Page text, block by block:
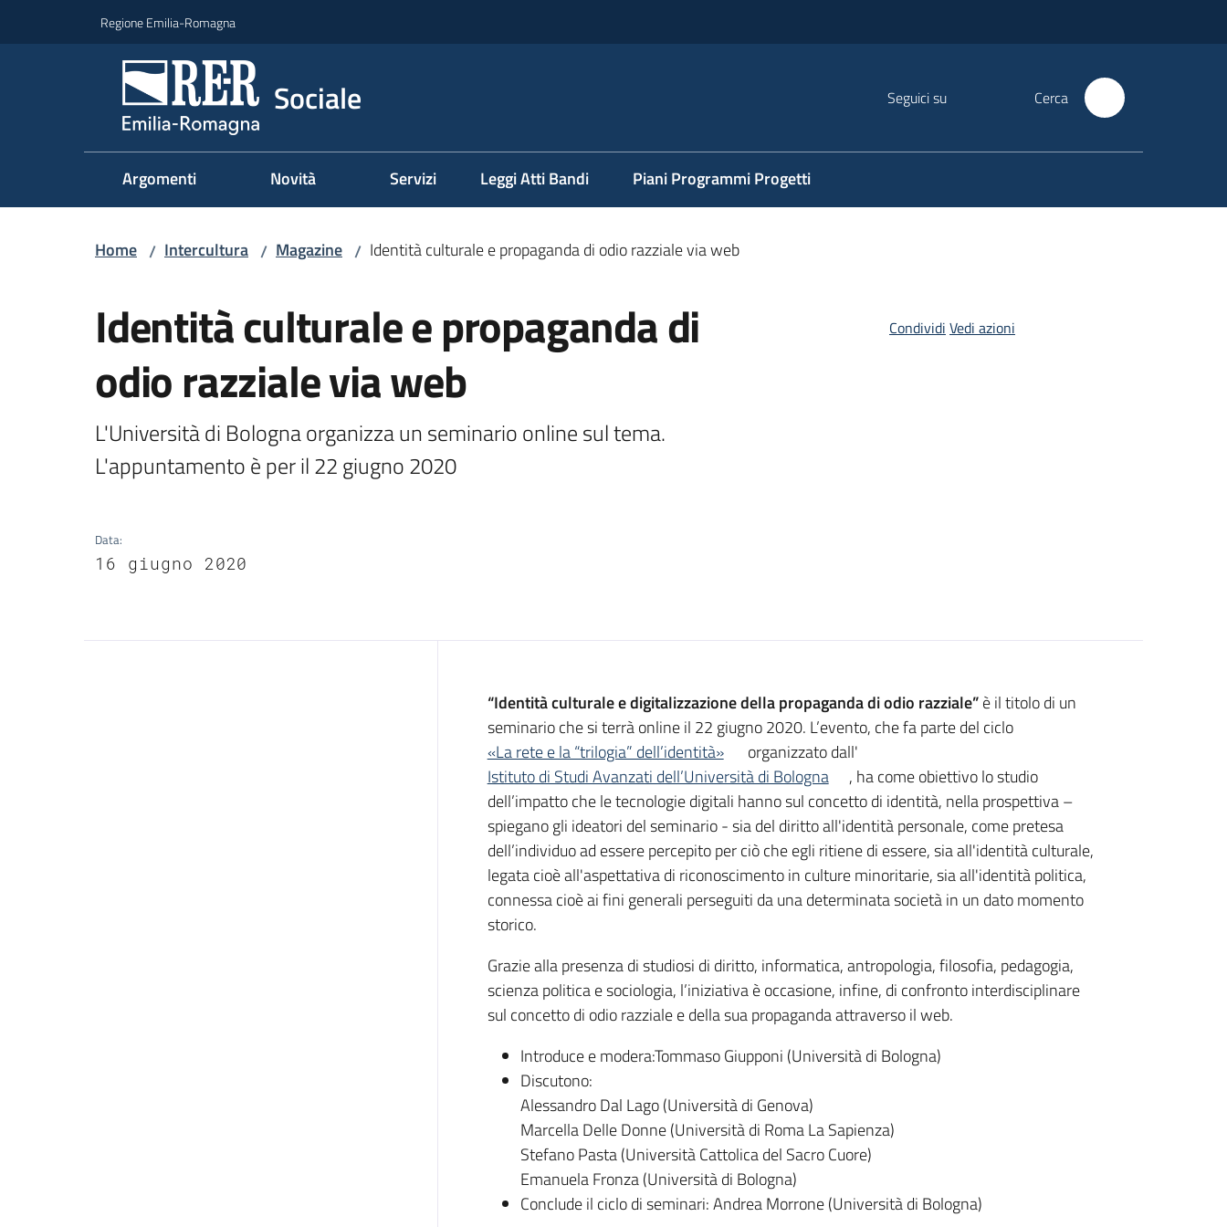
Regione Emilia-Romagna
Sociale Seguici su Cerca
Argomenti Novità Servizi Leggi Atti Bandi Piani Programmi Progetti
Home / Intercultura / Magazine / Identità culturale e propaganda di odio razziale via web
Identità culturale e propaganda di
odio razziale via web
L'Università di Bologna organizza un seminario online sul tema.
L'appuntamento è per il 22 giugno 2020
Data:
16 giugno 2020
Condividi Vedi azioni
Introduzione
“Identità culturale e digitalizzazione della propaganda di odio razziale”è il titolo di un
seminario che si terrà online il 22 giugno 2020. L’evento, che fa parte del ciclo
«La rete e la “trilogia” dell’identità»
organizzato dall'
Istituto di Studi Avanzati dell’Università di Bologna
, ha come obiettivo lo studio
dell’impatto che le tecnologie digitali hanno sul concetto di identità, nella prospettiva –
spiegano gli ideatori del seminario - sia del diritto all'identità personale, come pretesa
dell’individuo ad essere percepito per ciò che egli ritiene di essere, sia all'identità culturale,
legata cioè all'aspettativa di riconoscimento in culture minoritarie, sia all'identità politica,
connessa cioè ai fini generali perseguiti da una determinata società in un dato momento
storico.
Grazie alla presenza di studiosi di diritto, informatica, antropologia, filosofia, pedagogia,
scienza politica e sociologia, l’iniziativa è occasione, infine, di confronto interdisciplinare
sul concetto di odio razziale e della sua propaganda attraverso il web.
Introduce e modera:Tommaso Giupponi (Università di Bologna)
Discutono:
Alessandro Dal Lago (Università di Genova)
Marcella Delle Donne (Università di Roma La Sapienza)
Stefano Pasta (Università Cattolica del Sacro Cuore)
Emanuela Fronza (Università di Bologna)
Conclude il ciclo di seminari: Andrea Morrone (Università di Bologna)